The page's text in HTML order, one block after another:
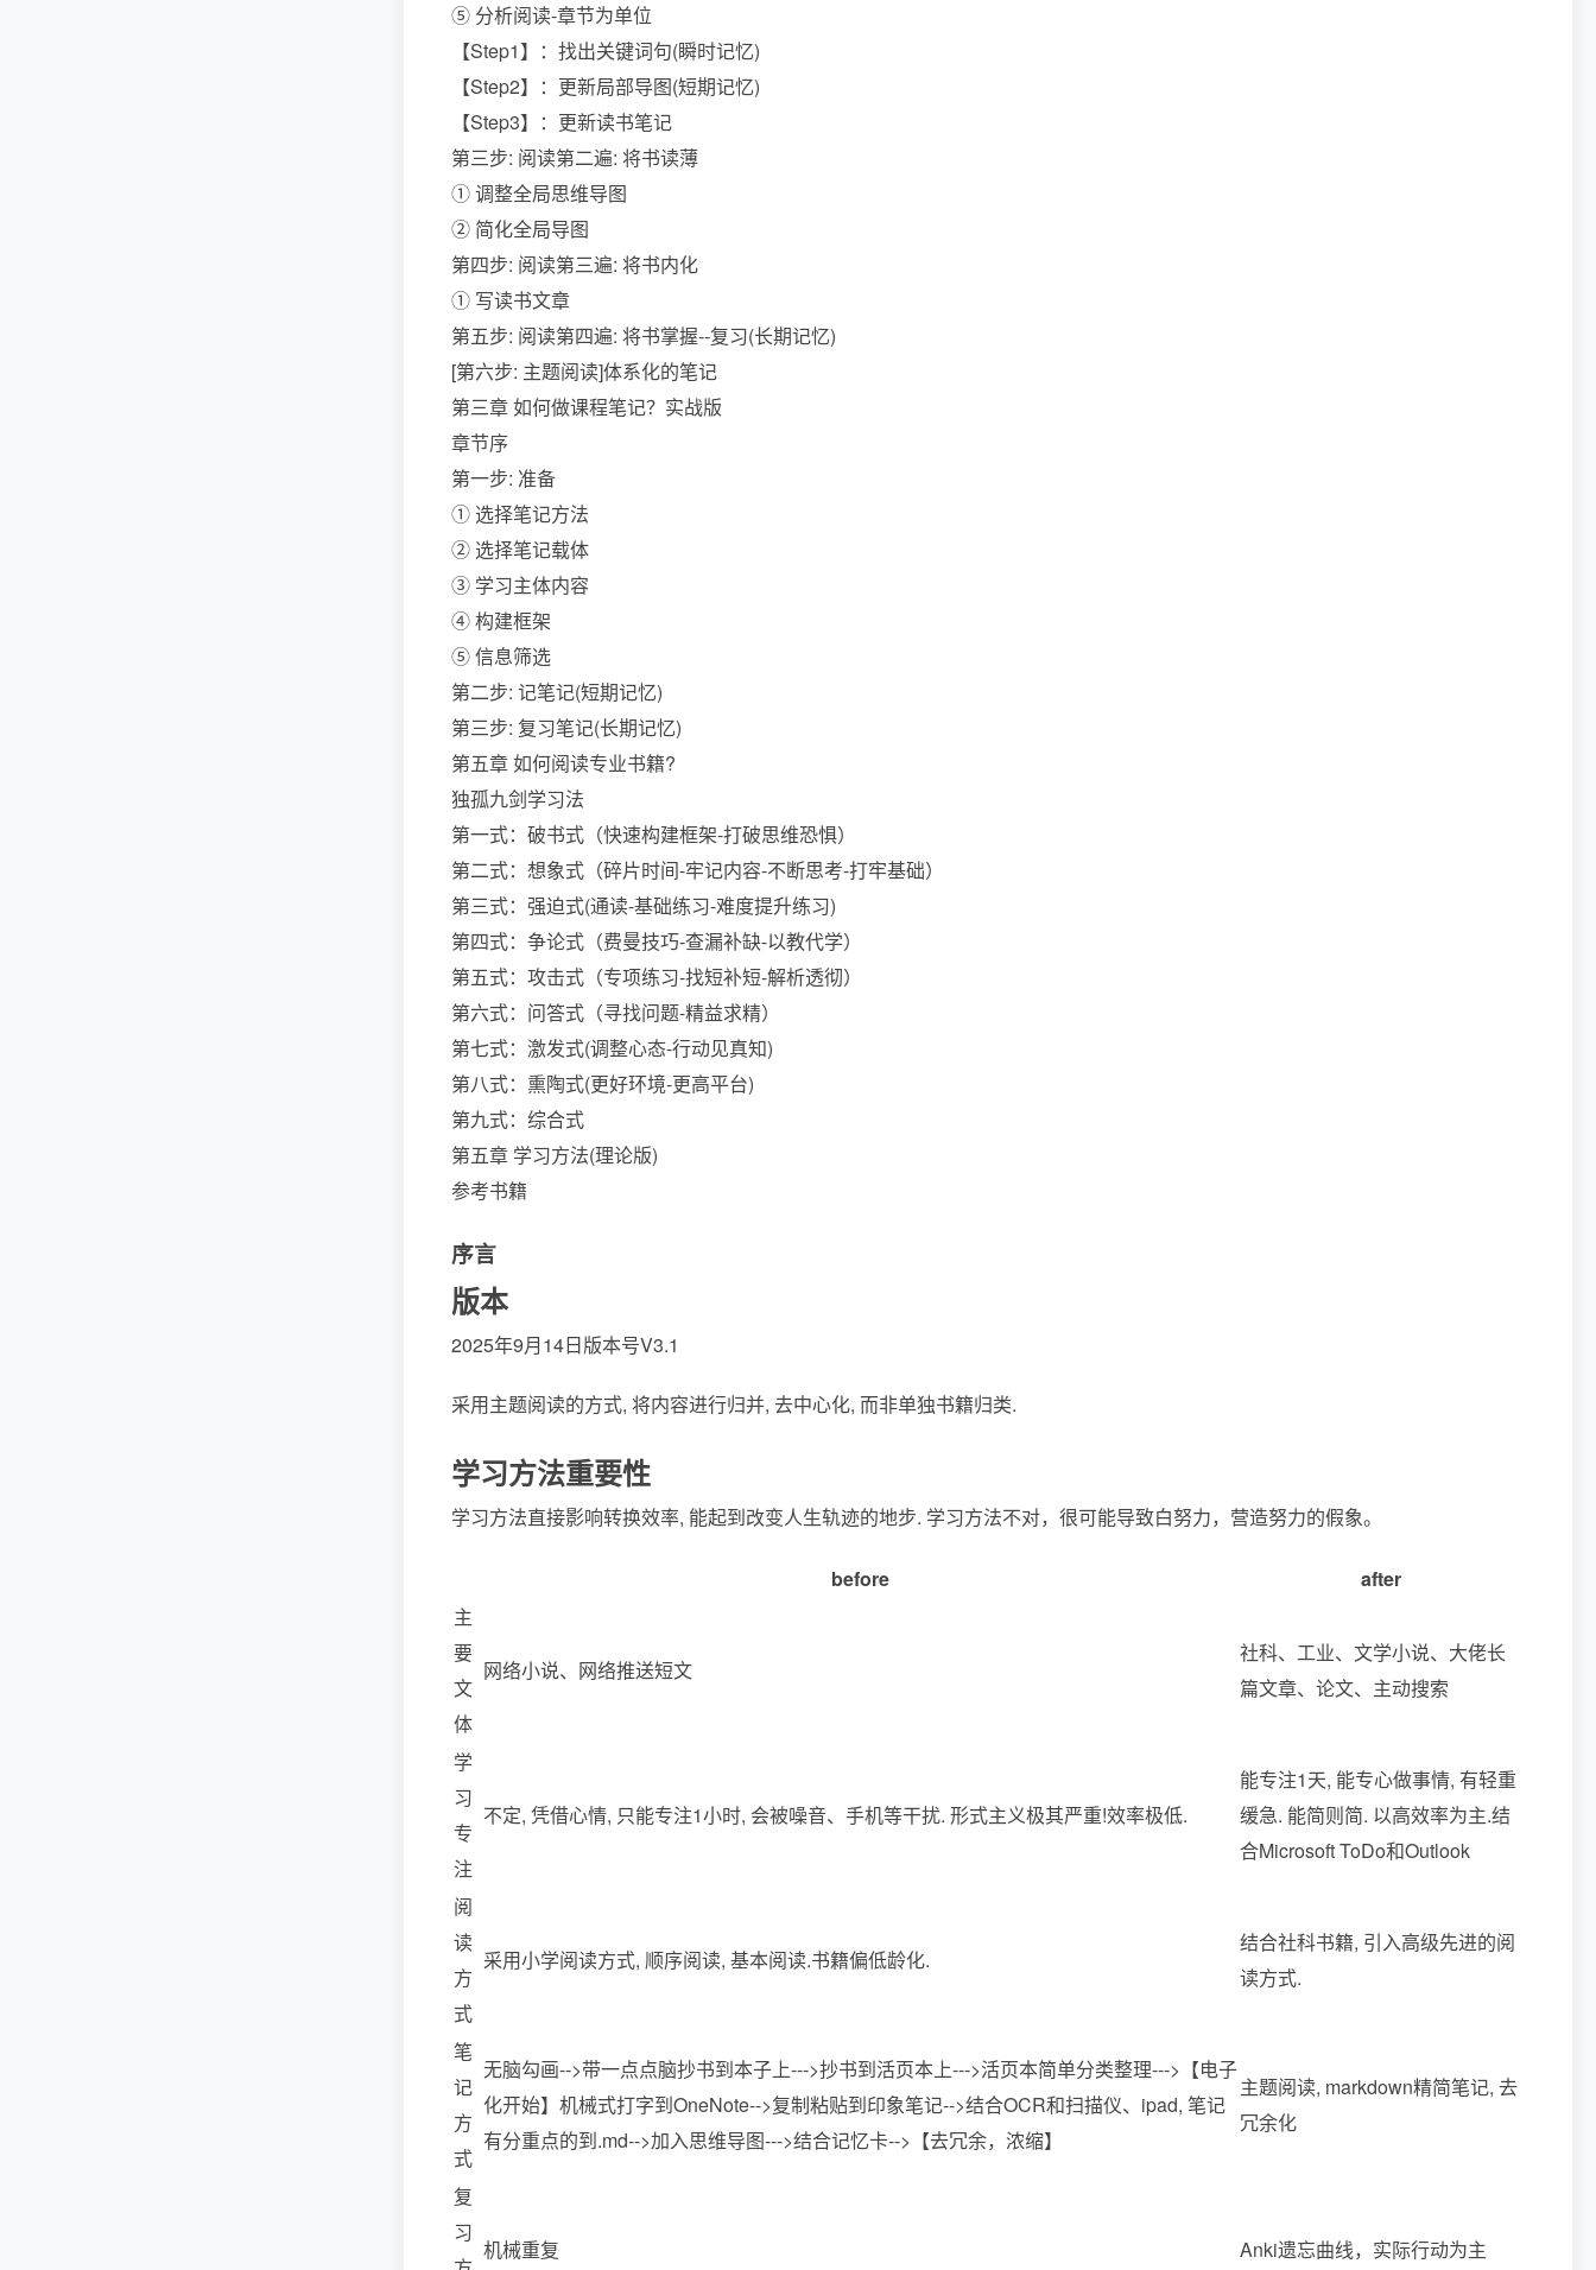
⑤ 分析阅读-章节为单位
【Step1】：找出关键词句(瞬时记忆)
【Step2】：更新局部导图(短期记忆)
【Step3】：更新读书笔记
第三步: 阅读第二遍: 将书读薄
① 调整全局思维导图
② 简化全局导图
第四步: 阅读第三遍: 将书内化
① 写读书文章
第五步: 阅读第四遍: 将书掌握--复习(长期记忆)
[第六步: 主题阅读]体系化的笔记
第三章 如何做课程笔记？实战版
章节序
第一步: 准备
① 选择笔记方法
② 选择笔记载体
③ 学习主体内容
④ 构建框架
⑤ 信息筛选
第二步: 记笔记(短期记忆)
第三步: 复习笔记(长期记忆)
第五章 如何阅读专业书籍?
独孤九剑学习法
第一式：破书式（快速构建框架-打破思维恐惧）
第二式：想象式（碎片时间-牢记内容-不断思考-打牢基础）
第三式：强迫式(通读-基础练习-难度提升练习)
第四式：争论式（费曼技巧-查漏补缺-以教代学）
第五式：攻击式（专项练习-找短补短-解析透彻）
第六式：问答式（寻找问题-精益求精）
第七式：激发式(调整心态-行动见真知)
第八式：熏陶式(更好环境-更高平台)
第九式：综合式
第五章 学习方法(理论版)
参考书籍
序言
版本
2025年9月14日版本号V3.1
采用主题阅读的方式, 将内容进行归并, 去中心化, 而非单独书籍归类.
学习方法重要性
学习方法直接影响转换效率, 能起到改变人生轨迹的地步. 学习方法不对，很可能导致白努力，营造努力的假象。
before
after
主
要
文
体
网络小说、网络推送短文
社科、工业、文学小说、大佬长
篇文章、论文、主动搜索
学
习
专
注
不定, 凭借心情, 只能专注1小时, 会被噪音、手机等干扰. 形式主义极其严重!效率极低.
能专注1天, 能专心做事情, 有轻重
缓急. 能简则简. 以高效率为主.结
合Microsoft ToDo和Outlook
阅
读
方
式
采用小学阅读方式, 顺序阅读, 基本阅读.书籍偏低龄化.
结合社科书籍, 引入高级先进的阅
读方式.
笔
记
方
式
无脑勾画-->带一点点脑抄书到本子上--->抄书到活页本上--->活页本简单分类整理--->【电子
化开始】机械式打字到OneNote-->复制粘贴到印象笔记-->结合OCR和扫描仪、ipad, 笔记
有分重点的到.md-->加入思维导图--->结合记忆卡-->【去冗余，浓缩】
主题阅读, markdown精简笔记, 去
冗余化
复
习
机械重复 Anki遗忘曲线，实际行动为主